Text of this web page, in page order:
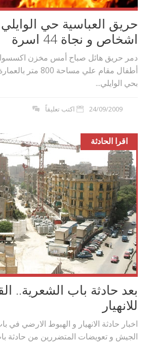
اشخاص و نجاة 44 اسرة
دمر حريق هائل صباح أمس مخزن
بحي الوايلي...
24/09/2009 اكتب تعليقاً
اقرا الحادثة
بعد حادثة باب الشعرية..
للانهيار
اخبار حادثة الانهيار و الهبوط الارضي في
الجيش و تعويضات المتضررين من حادثة